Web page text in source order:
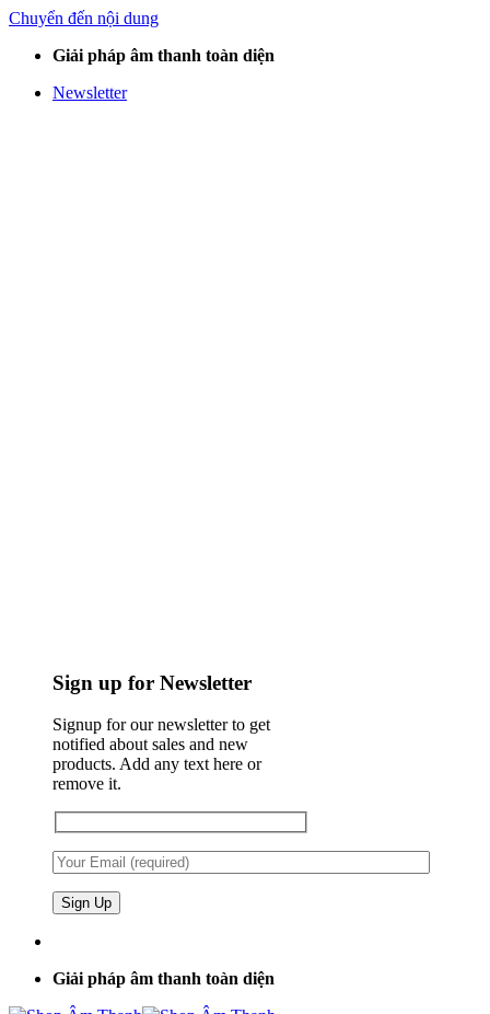
Chuyển đến nội dung
Giải pháp âm thanh toàn diện
Newsletter
Sign up for Newsletter
Signup for our newsletter to get
notified about sales and new
products. Add any text here or
remove it.
Giải pháp âm thanh toàn diện